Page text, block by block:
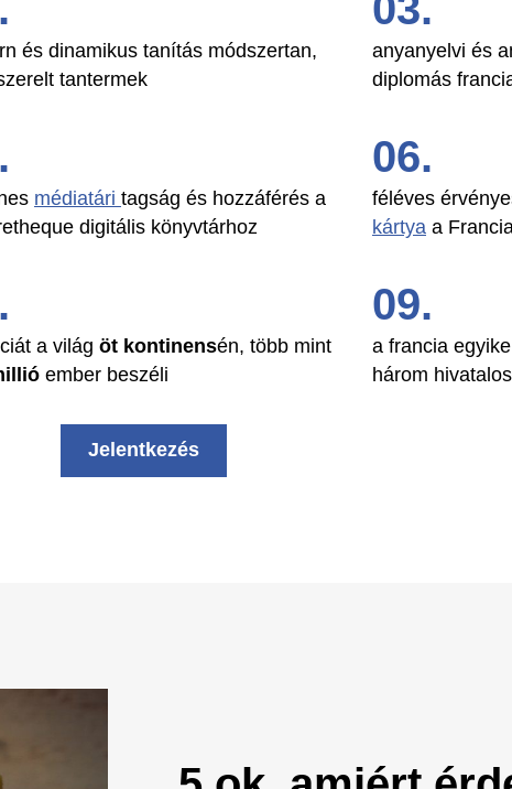
és dinamikus tanítás módszertan,
tantermek
anyanyelvi és
diplomás
médiatári tagság és hozzáférés a
digitális könyvtárhoz
féléves
kártya a
a világ öt kontinensén, több mint
ember beszéli
a francia
három
Jelentkezés